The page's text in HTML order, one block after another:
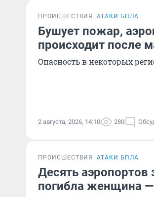
ПРОИСШЕСТВИЯ АТАКИ БПЛА
Бушует пожар,
происходит после
Опасность в некоторых
2 августа, 2026, 14:10 280
ПРОИСШЕСТВИЯ АТАКИ БПЛА
Десять аэропортов
погибла женщина —